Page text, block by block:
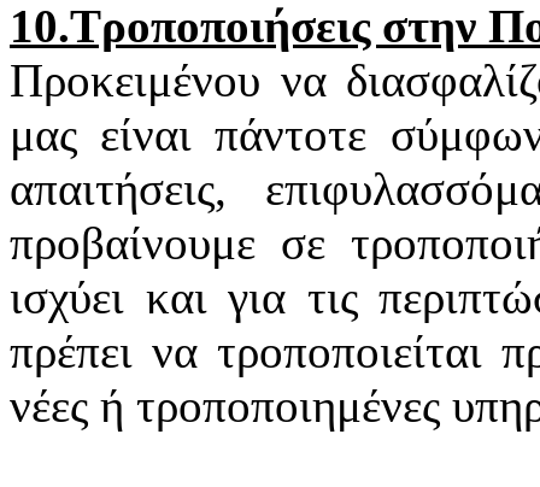
10.Τροποποιήσεις στην
Προκειμένου να
μας είναι πάντοτε
απαιτήσεις,
προβαίνουμε σε
ισχύει και για τις
πρέπει να τροποποιείται
νέες ή τροποποιημένες